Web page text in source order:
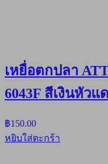
เหยื่อตกปลา
6043F สีเงินหัวแ
฿150.00
หยิบใส่ตะกร้า